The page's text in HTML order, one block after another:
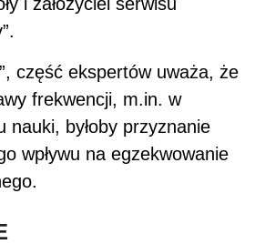
część ekspertów uważa, że
frekwencji, m.in. w
nauki, byłoby przyznanie
wpływu na egzekwowanie